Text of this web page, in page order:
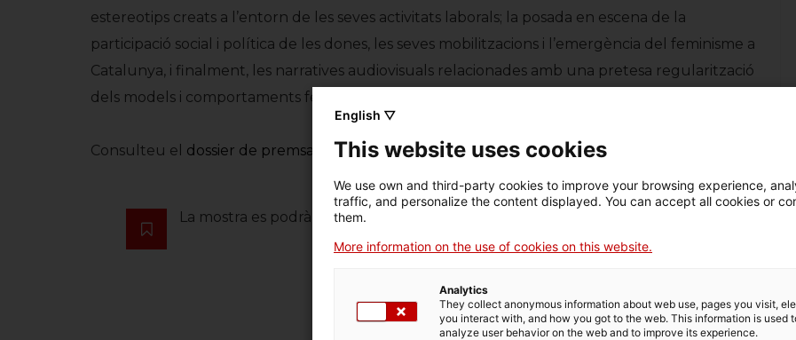
estereotips creats a l’entorn de les seves activitats laborals; la posada en escena de la
participació social i política de les dones, les seves mobilitzacions i l’emergència del feminisme a
Catalunya, i finalment, les narratives audiovisuals relacionades amb una pretesa regularització
dels models i comportaments femenins pel que fa al cos, la sexualitat i l’amor.
Consulteu el dossier de premsa de l’exposició.
La mostra es podrà visitar fins al 28 de maig de 2017.
English ▽
This website uses cookies
We use own and third-party cookies to improve your browsing experience,
traffic, and personalize the content displayed. You can accept all cookies or
them.
More information on the use of cookies on this website.
Analytics
They collect anonymous information about web use, pages you visit,
you interact with, and how you got to the web. This information is used
analyze user behavior on the web and to improve its experience.